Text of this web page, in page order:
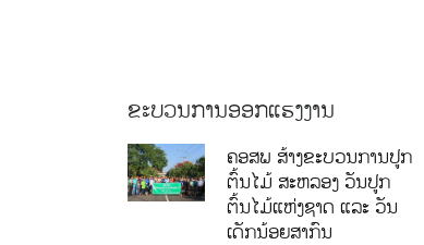
ຂະບວນການອອກແຮງງານ
ຄອສພ ສ້າງຂະບວນການປູກ
ຕົ້ນໄມ້ ສະຫລອງ ວັນປູກ
ຕົ້ນໄມ້ແຫ່ງຊາດ ແລະ ວັນ
ເດັກນ້ອຍສາກົນ